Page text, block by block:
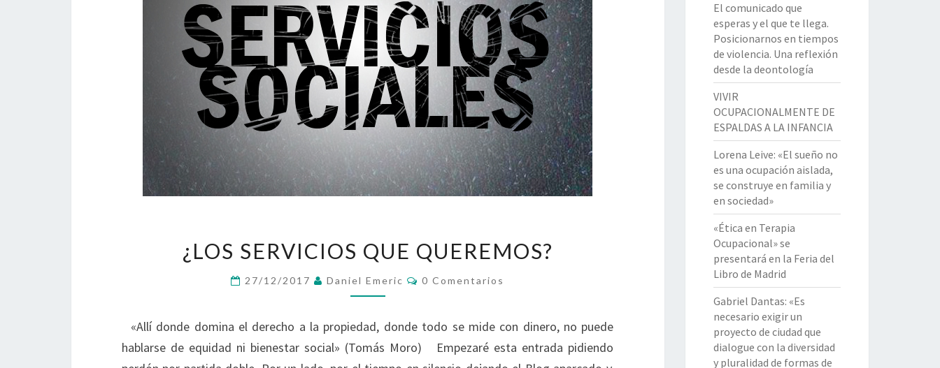
SERVICIOS
QUEREMOS?
¿LOS SERVICIOS QUE QUEREMOS?
27/12/2017 Daniel Emeric Comentarios
0 Comentarios
«Allí donde domina el derecho a la propiedad, donde todo se mide con dinero, no puede
hablarse de equidad ni bienestar social» (Tomás Moro) Empezaré esta entrada pidiendo
El comunicado que
esperas y el que te llega.
Posicionarnos en tiempos
de violencia. Una reflexión
desde la deontología
VIVIR
OCUPACIONALMENTE DE
ESPALDAS A LA INFANCIA
Lorena Leive: «El sueño no
es una ocupación aislada,
se construye en familia y
en sociedad»
«Ética en Terapia
Ocupacional» se
presentará en la Feria del
Libro de Madrid
Gabriel Dantas: «Es
necesario exigir un
proyecto de ciudad que
dialogue con la diversidad
y pluralidad de formas de